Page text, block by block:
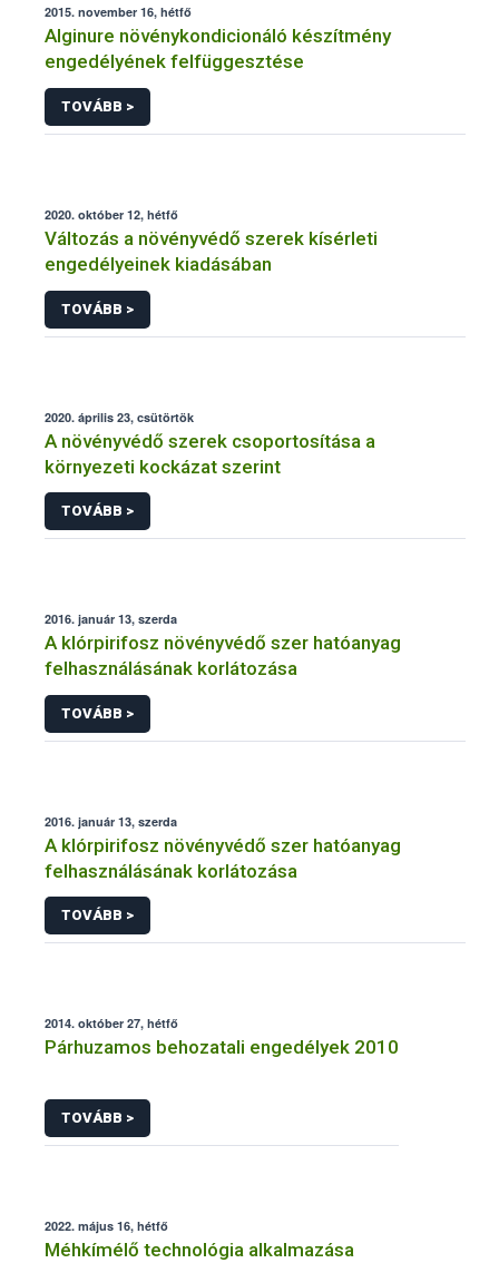
2015. november 16, hétfő
Alginure növénykondicionáló készítmény
engedélyének felfüggesztése
TOVÁBB >
2020. október 12, hétfő
Változás a növényvédő szerek kísérleti
engedélyeinek kiadásában
TOVÁBB >
2020. április 23, csütörtök
A növényvédő szerek csoportosítása a
környezeti kockázat szerint
TOVÁBB >
2016. január 13, szerda
A klórpirifosz növényvédő szer hatóanyag
felhasználásának korlátozása
TOVÁBB >
2016. január 13, szerda
A klórpirifosz növényvédő szer hatóanyag
felhasználásának korlátozása
TOVÁBB >
2014. október 27, hétfő
Párhuzamos behozatali engedélyek 2010
TOVÁBB >
2022. május 16, hétfő
Méhkímélő technológia alkalmazása